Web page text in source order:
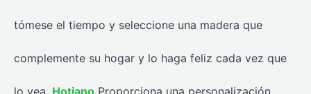
tómese el tiempo y seleccione una madera que
complemente su hogar y lo haga feliz cada vez que